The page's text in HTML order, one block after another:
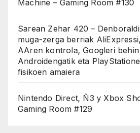
Machine – Gaming Room #130
Sarean Zehar 420 –
muga-zerga berriak
AAren kontrola, Googleri
Androidengatik eta
fisikoen amaiera
Nintendo Direct, Ñ3 y Xbox
Gaming Room #129